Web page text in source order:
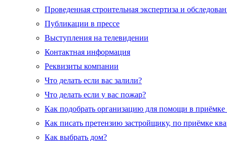
Проведенная строительная экспертиза и
Публикации в прессе
Выступления на телевидении
Контактная информация
Реквизиты компании
Что делать если вас залили?
Что делать если у вас пожар?
Как подобрать организацию для помощи в приёмке
Как писать претензию застройщику, по приёмке
Как выбрать дом?